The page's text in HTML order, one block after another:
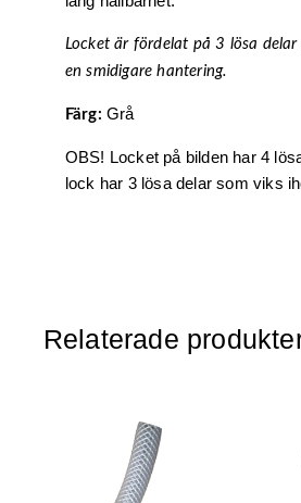
Locket är fördelat på 3 lösa
en smidigare hantering.
Färg: Grå
OBS! Locket på bilden har 4
lock har 3 lösa delar som viks
Relaterade